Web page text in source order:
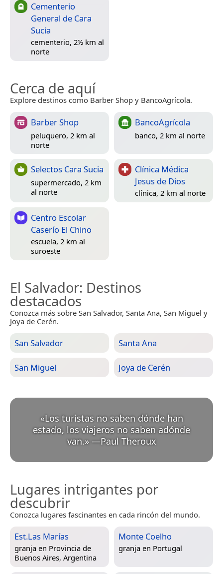
Cementerio
General de Cara
Sucia
cementerio, 2½ km al
norte
Cerca de aquí
Explore destinos como Barber Shop y BancoAgrícola.
Barber Shop
peluquero, 2 km al
norte
BancoAgrícola
banco, 2 km al norte
Selectos Cara Sucia
supermercado, 2 km
al norte
Clínica Médica
Jesus de Dios
clínica, 2 km al norte
Centro Escolar
Caserío El Chino
escuela, 2 km al
suroeste
El Salvador: Destinos
destacados
Conozca más sobre San Salvador, Santa Ana, San Miguel y
Joya de Cerén.
San Salvador Santa Ana
San Miguel Joya de Cerén
«Los turistas no saben dónde han
estado, los viajeros no saben adónde
van.» —Paul Theroux
Lugares intrigantes por
descubrir
Conozca lugares fascinantes en cada rincón del mundo.
Est.Las Marías
granja en Provincia de
Buenos Aires, Argentina
Monte Coelho
granja en Portugal